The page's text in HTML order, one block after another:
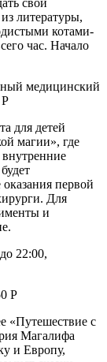
литературы,
котами-
час. Начало
медицинский
Р
для детей
магии», где
внутренние
первой
Для
и
22:00,
Р
«Путешествие с
Магалифа
и Европу,